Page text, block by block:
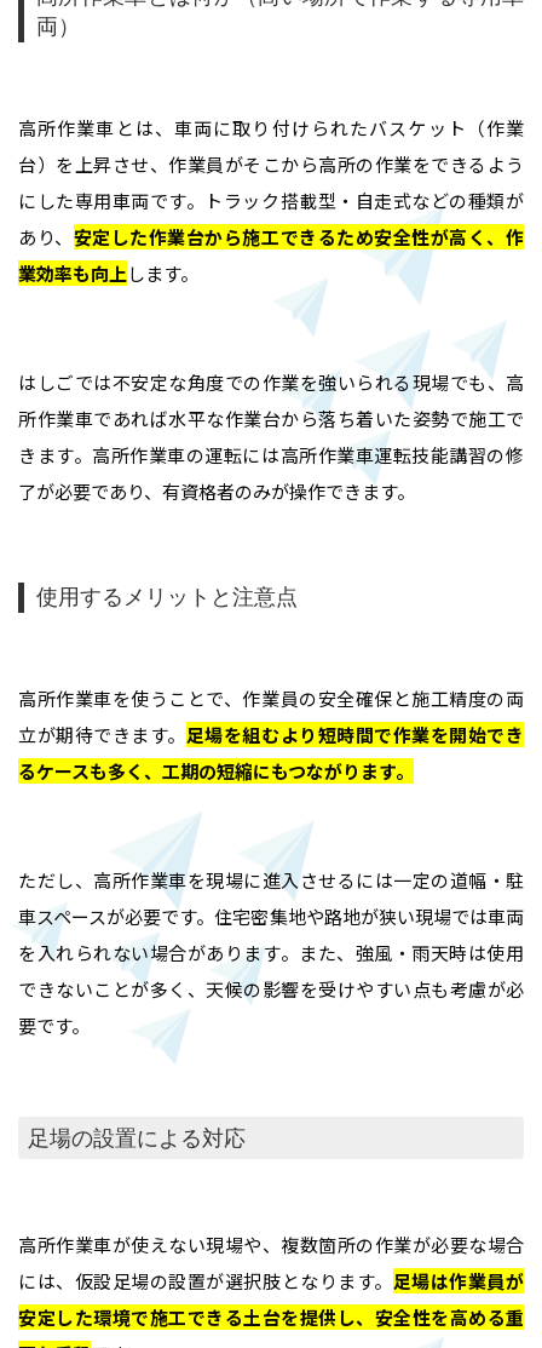
ルームエアコン取付 台数口
お問い合わせ
両）
高所作業車とは、車両に取り付けられたバスケット（作業
台）を上昇させ、作業員がそこから高所の作業をできるよう
にした専用車両です。トラック搭載型・自走式などの種類が
あり、 安定した作業台から施工できるため安全性が高く、作
業効率も向上します。
はしごでは不安定な角度での作業を強いられる現場でも、高
所作業車であれば水平な作業台から落ち着いた姿勢で施工で
きます。高所作業車の運転には高所作業車運転技能講習の修
了が必要であり、有資格者のみが操作できます。
使用するメリットと注意点
高所作業車を使うことで、作業員の安全確保と施工精度の両
立が期待できます。 足場を組むより短時間で作業を開始でき
るケースも多く、工期の短縮にもつながります。
ただし、高所作業車を現場に進入させるには一定の道幅・駐
車スペースが必要です。住宅密集地や路地が狭い現場では車両
を入れられない場合があります。また、強風・雨天時は使用
できないことが多く、天候の影響を受けやすい点も考慮が必
要です。
足場の設置による対応
高所作業車が使えない現場や、複数箇所の作業が必要な場合
には、仮設足場の設置が選択肢となります。 足場は作業員が
安定した環境で施工できる土台を提供し、安全性を高める重